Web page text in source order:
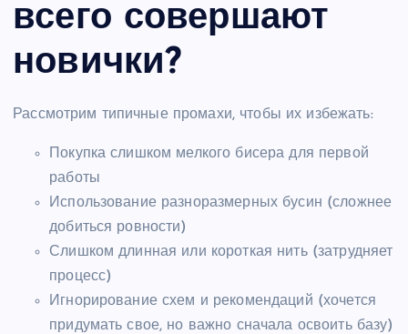
всего совершают
новички?
Рассмотрим типичные промахи, чтобы их избежать:
Покупка слишком мелкого бисера для первой
работы
Использование разноразмерных бусин (сложнее
добиться ровности)
Слишком длинная или короткая нить (затрудняет
процесс)
Игнорирование схем и рекомендаций (хочется
придумать свое, но важно сначала освоить базу)